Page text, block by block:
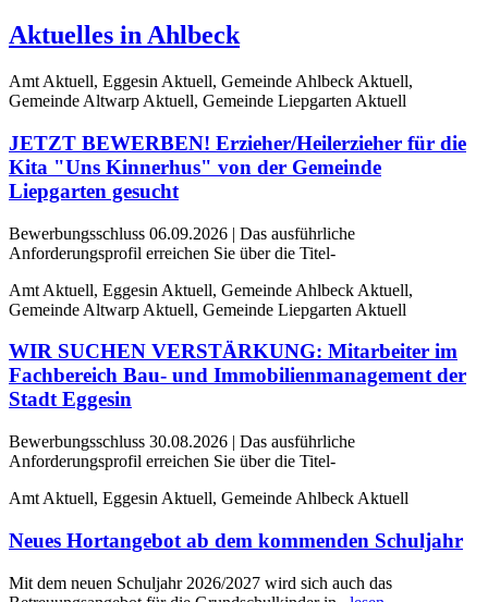
Aktuelles in Ahlbeck
Amt Aktuell, Eggesin Aktuell, Gemeinde Ahlbeck Aktuell,
Gemeinde Altwarp Aktuell, Gemeinde Liepgarten Aktuell
JETZT BEWERBEN! Erzieher/Heilerzieher für die
Kita "Uns Kinnerhus" von der Gemeinde
Liepgarten gesucht
Bewerbungsschluss 06.09.2026 | Das ausführliche
Anforderungsprofil erreichen Sie über die Titel-
Amt Aktuell, Eggesin Aktuell, Gemeinde Ahlbeck Aktuell,
Gemeinde Altwarp Aktuell, Gemeinde Liepgarten Aktuell
WIR SUCHEN VERSTÄRKUNG: Mitarbeiter im
Fachbereich Bau- und Immobilienmanagement der
Stadt Eggesin
Bewerbungsschluss 30.08.2026 | Das ausführliche
Anforderungsprofil erreichen Sie über die Titel-
Amt Aktuell, Eggesin Aktuell, Gemeinde Ahlbeck Aktuell
Neues Hortangebot ab dem kommenden Schuljahr
Mit dem neuen Schuljahr 2026/2027 wird sich auch das